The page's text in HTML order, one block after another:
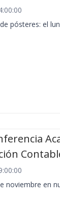
pósteres: el
noviembre en